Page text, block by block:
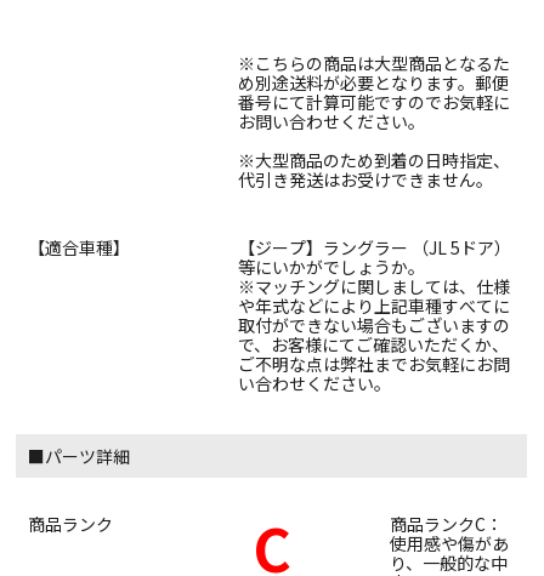
※こちらの商品は大型商品となるた
め別途送料が必要となります。郵便
番号にて計算可能ですのでお気軽に
お問い合わせください。
※大型商品のため到着の日時指定、
代引き発送はお受けできません。
【適合車種】
【ジープ】ラングラー （JL 5ドア）
等にいかがでしょうか。
※マッチングに関しましては、仕様
や年式などにより上記車種すべてに
取付ができない場合もございますの
で、お客様にてご確認いただくか、
ご不明な点は弊社までお気軽にお問
い合わせください。
■パーツ詳細
商品ランク C
商品ランクC：
使用感や傷があ
り、一般的な中